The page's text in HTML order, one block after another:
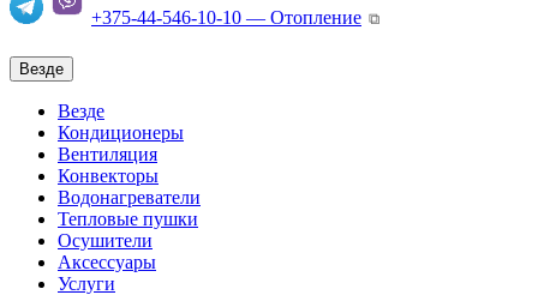
+375-44-546-10-10 — Отопление ⧉
Везде
Везде
Кондиционеры
Вентиляция
Конвекторы
Водонагреватели
Тепловые пушки
Осушители
Аксессуары
Услуги